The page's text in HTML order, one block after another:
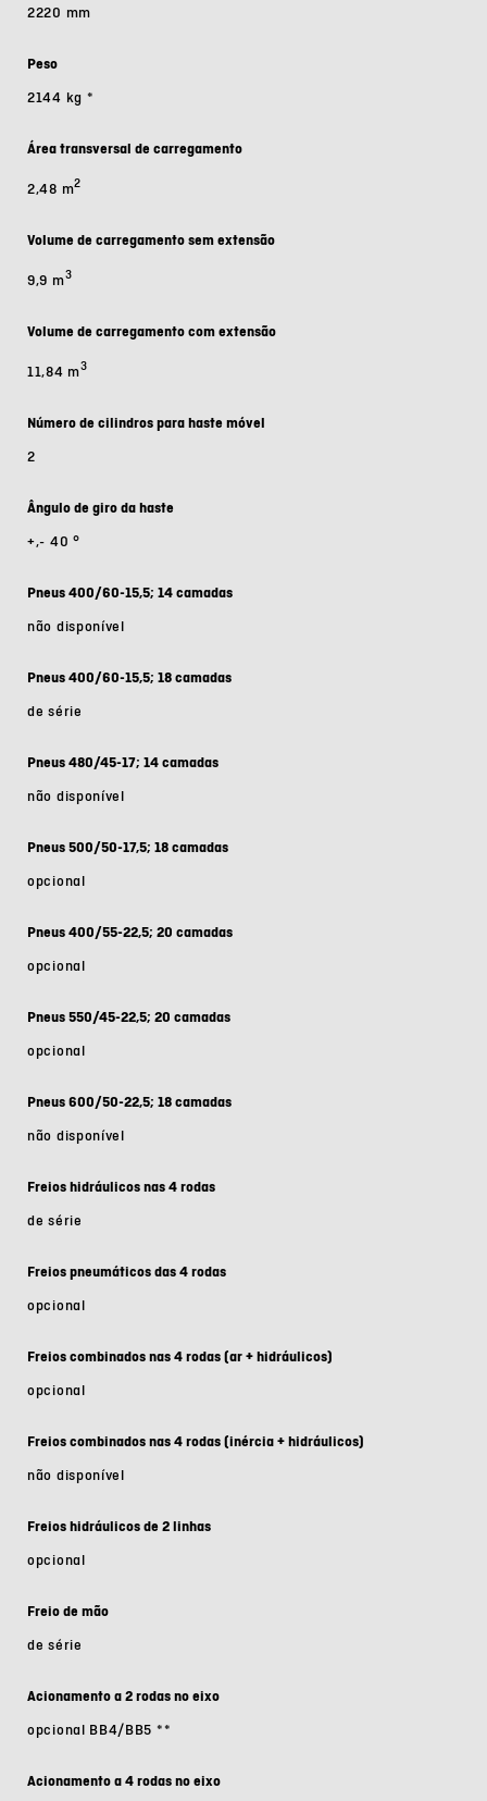
2220 mm
Peso
2144 kg *
Área transversal de carregamento
2,48 m2
Volume de carregamento sem extensão
9,9 m3
Volume de carregamento com extensão
11,84 m3
Número de cilindros para haste móvel
2
Ângulo de giro da haste
+,- 40 °
Pneus 400/60-15,5; 14 camadas
não disponível
Pneus 400/60-15,5; 18 camadas
de série
Pneus 480/45-17; 14 camadas
não disponível
Pneus 500/50-17,5; 18 camadas
opcional
Pneus 400/55-22,5; 20 camadas
opcional
Pneus 550/45-22,5; 20 camadas
opcional
Pneus 600/50-22,5; 18 camadas
não disponível
Freios hidráulicos nas 4 rodas
de série
Freios pneumáticos das 4 rodas
opcional
Freios combinados nas 4 rodas (ar + hidráulicos)
opcional
Freios combinados nas 4 rodas (inércia + hidráulicos)
não disponível
Freios hidráulicos de 2 linhas
opcional
Freio de mão
de série
Acionamento a 2 rodas no eixo
opcional BB4/BB5 **
Acionamento a 4 rodas no eixo